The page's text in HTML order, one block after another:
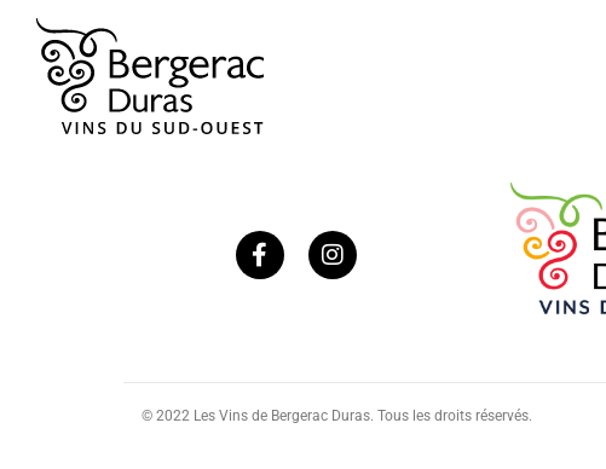
© 2022 Les Vins de Bergerac Duras. Tous les droits réservés.